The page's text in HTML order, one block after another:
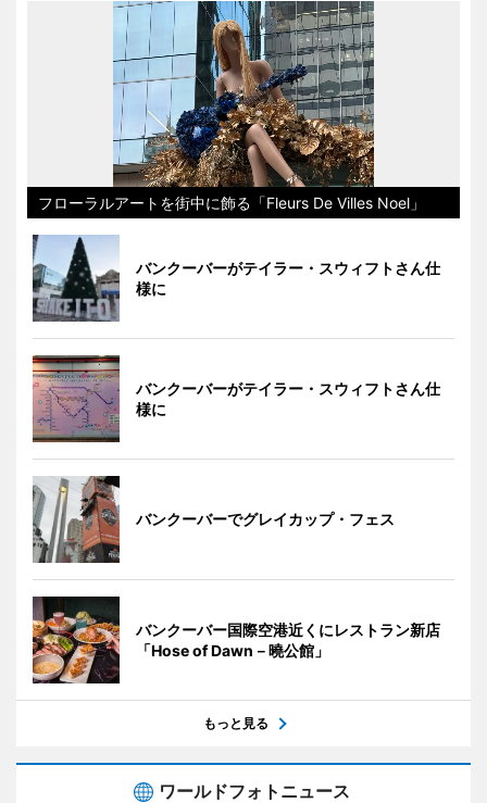
フローラルアートを街中に飾る「Fleurs De Villes Noel」
バンクーバーがテイラー・スウィフトさん仕
様に
バンクーバーがテイラー・スウィフトさん仕
様に
バンクーバーでグレイカップ・フェス
バンクーバー国際空港近くにレストラン新店
「Hose of Dawn－曉公館」
もっと見る
ワールドフォトニュース